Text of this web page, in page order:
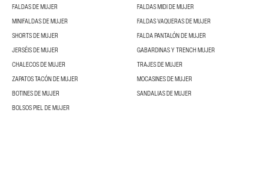
FALDAS DE MUJER
FALDAS MIDI DE MUJER
MINIFALDAS DE MUJER
FALDAS VAQUERAS DE MUJER
SHORTS DE MUJER
FALDA PANTALÓN DE MUJER
JERSÉIS DE MUJER
GABARDINAS Y TRENCH MUJER
CHALECOS DE MUJER
TRAJES DE MUJER
ZAPATOS TACÓN DE MUJER
MOCASINES DE MUJER
BOTINES DE MUJER
SANDALIAS DE MUJER
BOLSOS PIEL DE MUJER